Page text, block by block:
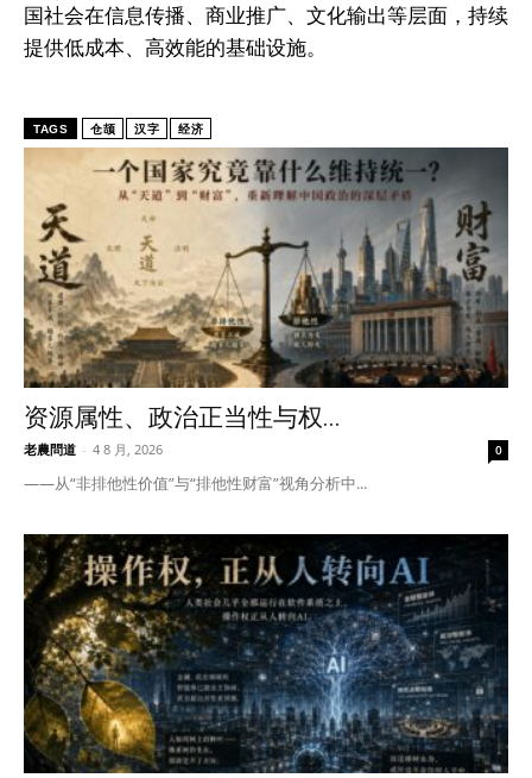
I WANT IN
国社会在信息传播、商业推广、文化输出等层面，持续
提供低成本、高效能的基础设施。
TAGS 仓颉 汉字 经济
资源属性、政治正当性与权...
老農問道 - 4 8 月, 2026 0
——从“非排他性价值”与“排他性财富”视角分析中...